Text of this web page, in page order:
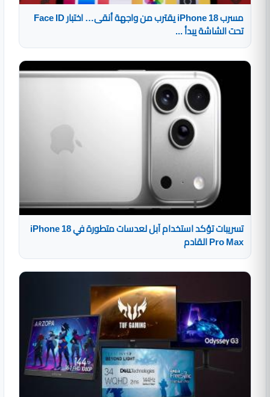
مسرب iPhone 18 يقترب من واجهة أنقى… اختبار Face ID
تحت الشاشة يبدأ ...
تسريبات تؤكد استخدام آبل لعدسات متطورة في iPhone 18
Pro Max القادم